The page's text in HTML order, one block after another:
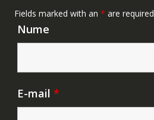
Fields marked with an * are required
Nume
E-mail *